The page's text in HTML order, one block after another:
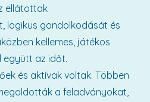
ellátottak
logikus gondolkodását és
kellemes, játékos
az időt.
és aktívak voltak. Többen
a feladványokat,